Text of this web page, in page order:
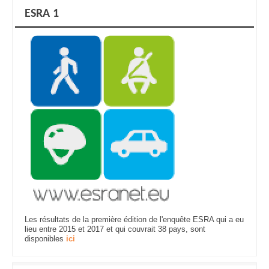
ESRA 1
Les résultats de la première édition de l'enquête ESRA qui a eu
lieu entre 2015 et 2017 et qui couvrait 38 pays, sont
disponibles ici